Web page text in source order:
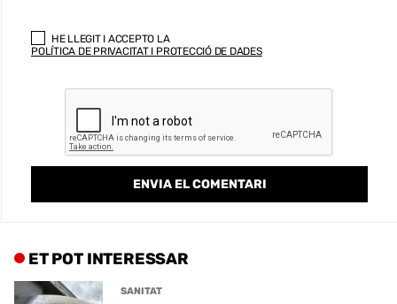
HE LLEGIT I ACCEPTO LA
POLÍTICA DE PRIVACITAT I PROTECCIÓ DE DADES
ET POT INTERESSAR
SANITAT